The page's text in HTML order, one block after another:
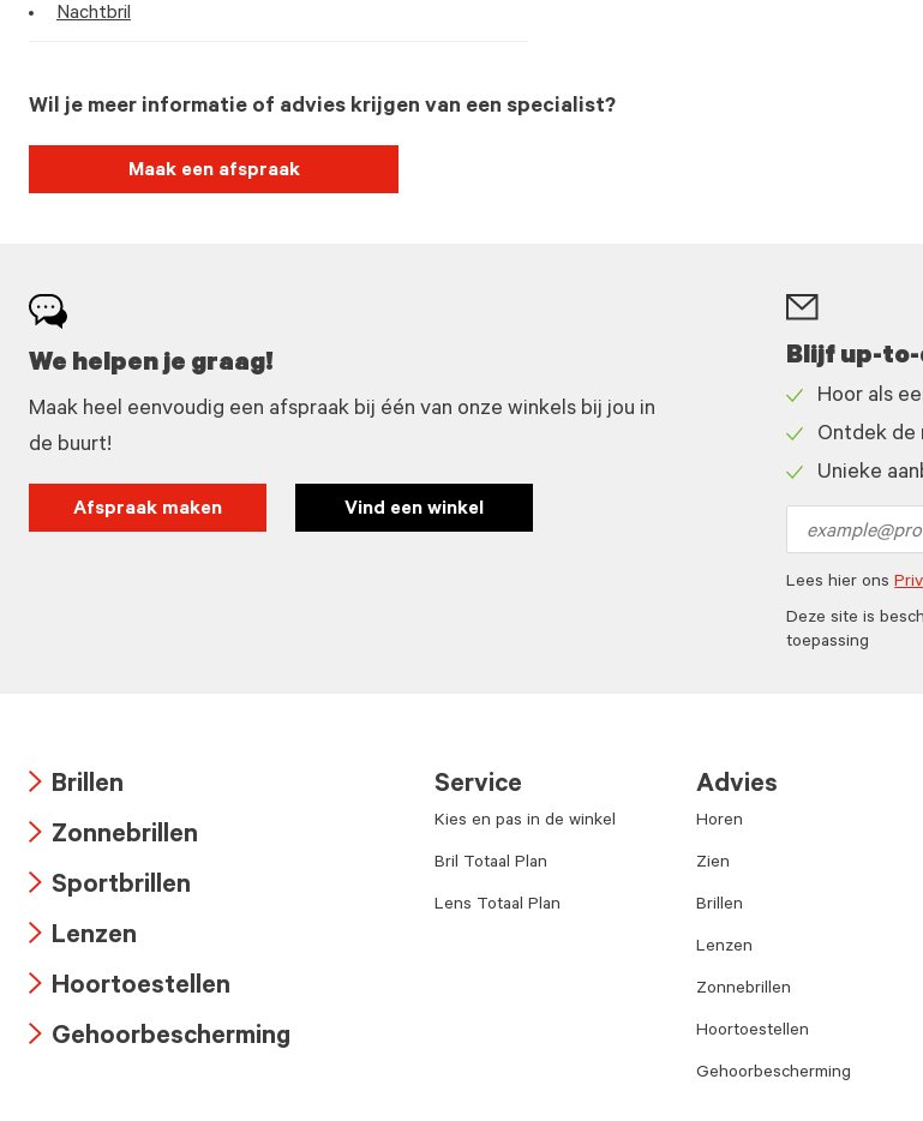
Nachtbril
Wil je meer informatie of advies krijgen van een specialist?
Maak een afspraak
We helpen je graag!
Maak heel eenvoudig een afspraak bij één van onze winkels bij jou in
de buurt!
Afspraak maken Vind een winkel
Blijf up-
icon
Hoor als
icon
Ontdek de
Unieke
address
Lees hier ons
Deze site is
toepassing
icon
Brillen
icon
Zonnebrillen
icon
Sportbrillen
icon
Lenzen
icon
Hoortoestellen
Gehoorbescherming
Service
Kies en pas in de winkel
Bril Totaal Plan
Lens Totaal Plan
Advies
Horen
Zien
Brillen
Lenzen
Zonnebrillen
Hoortoestellen
Gehoorbescherming